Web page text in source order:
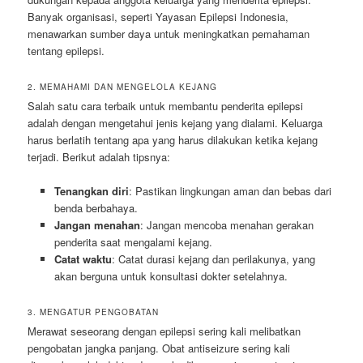
Banyak organisasi, seperti Yayasan Epilepsi Indonesia,
menawarkan sumber daya untuk meningkatkan pemahaman
tentang epilepsi.
2. MEMAHAMI DAN MENGELOLA KEJANG
Salah satu cara terbaik untuk membantu penderita epilepsi
adalah dengan mengetahui jenis kejang yang dialami. Keluarga
harus berlatih tentang apa yang harus dilakukan ketika kejang
terjadi. Berikut adalah tipsnya:
Tenangkan diri: Pastikan lingkungan aman dan bebas dari
benda berbahaya.
Jangan menahan: Jangan mencoba menahan gerakan
penderita saat mengalami kejang.
Catat waktu: Catat durasi kejang dan perilakunya, yang
akan berguna untuk konsultasi dokter setelahnya.
3. MENGATUR PENGOBATAN
Merawat seseorang dengan epilepsi sering kali melibatkan
pengobatan jangka panjang. Obat antiseizure sering kali